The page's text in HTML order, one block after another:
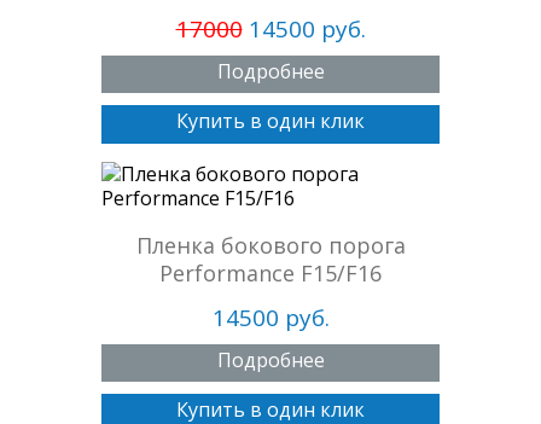
1700014500 руб.
Подробнее
Купить в один клик
Пленка бокового порога
Performance F15/F16
14500 руб.
Подробнее
Купить в один клик